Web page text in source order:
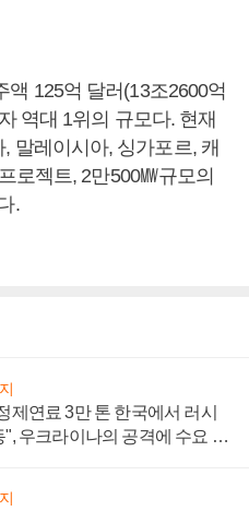
125억 달러(13조2600억
역대 1위의 규모다. 현재
말레이시아, 싱가포르, 캐
로젝트, 2만500㎿규모의
.
제연료 3만 톤 한국에서 러시
", 우크라이나의 공격에 수요 늘